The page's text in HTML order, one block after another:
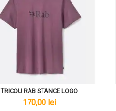
TRICOU RAB STANCE LOGO
lei
170,00 lei